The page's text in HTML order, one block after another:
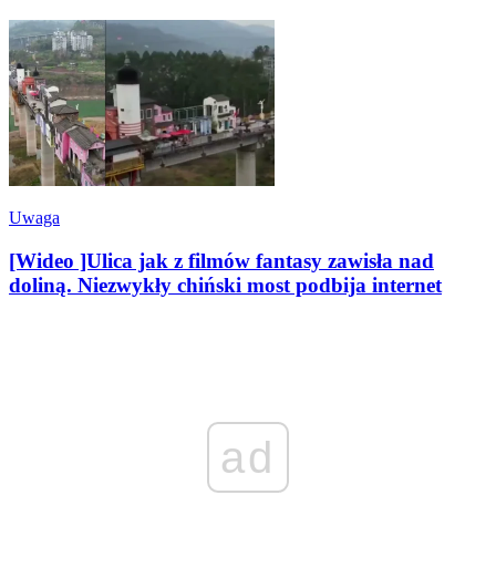
Uwaga
[Wideo ]Ulica jak z filmów fantasy zawisła nad
doliną. Niezwykły chiński most podbija internet
ad